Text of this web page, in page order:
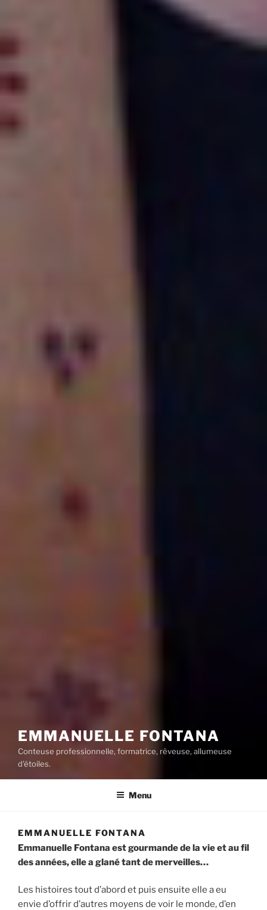
EMMANUELLE FONTANA
Conteuse professionnelle, formatrice, rêveuse, allumeuse
d'étoiles.
Menu
EMMANUELLE FONTANA
Emmanuelle Fontana est gourmande de la vie et au fil
des années, elle a glané tant de merveilles…
Les histoires tout d’abord et puis ensuite elle a eu
envie d’offrir d’autres moyens de voir le monde, d’en